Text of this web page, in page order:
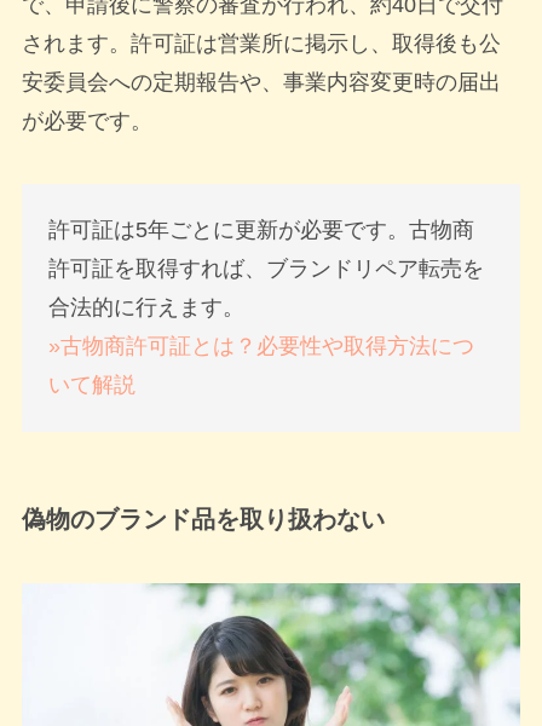
されます。許可証は営業所に掲示し、取得後も公
安委員会への定期報告や、事業内容変更時の届出
が必要です。
許可証は5年ごとに更新が必要です。古物商
許可証を取得すれば、ブランドリペア転売を
合法的に行えます。
»古物商許可証とは？必要性や取得方法につ
いて解説
偽物のブランド品を取り扱わない